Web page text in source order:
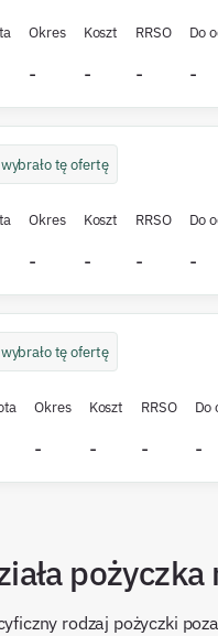
Okres
-
Koszt
-
RRSO
-
Do
-
wybrało tę ofertę
Okres
-
Koszt
-
RRSO
-
Do
-
wybrało tę ofertę
Okres
-
Koszt
-
RRSO
-
Do
-
pożyczka
rodzaj pożyczki